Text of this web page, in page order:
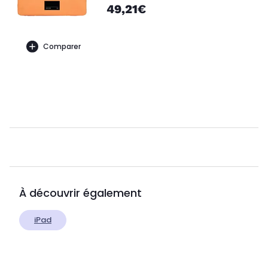
Comparer
49,21€
À découvrir également
iPad